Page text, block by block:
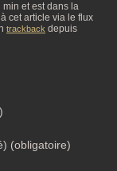
et est dans la
cet article via le flux
trackback depuis
(obligatoire)